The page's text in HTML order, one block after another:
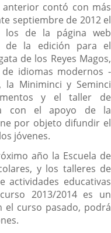
contó con más
septiembre de 2012 el
los de la página web
de la edición para el
de los Reyes Magos,
idiomas modernos -
la Miniminci y Seminci
y el taller de
con el apoyo de la
por objeto difundir el
jóvenes.
año la Escuela de
y los talleres de
actividades educativas
2013/2014 es un
el curso pasado, podrá